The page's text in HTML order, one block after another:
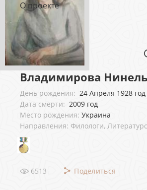
О проекте
Владимирова
День рождения: 24 Апреля 1928 год
Дата смерти: 2009 год
Место рождения: Украина
Направления: Филологи,
6513 Поделиться